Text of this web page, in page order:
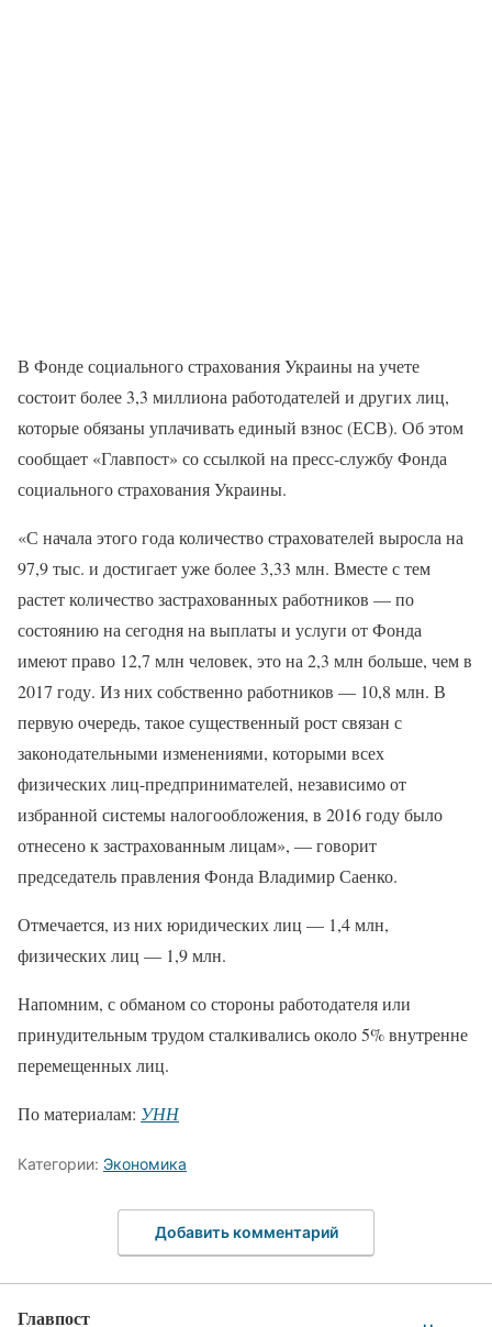
В Фонде социального страхования Украины на учете
состоит более 3,3 миллиона работодателей и других лиц,
которые обязаны уплачивать единый взнос (ЕСВ). Об этом
сообщает «Главпост» со ссылкой на пресс-службу Фонда
социального страхования Украины.
«С начала этого года количество страхователей выросла на
97,9 тыс. и достигает уже более 3,33 млн. Вместе с тем
растет количество застрахованных работников — по
состоянию на сегодня на выплаты и услуги от Фонда
имеют право 12,7 млн человек, это на 2,3 млн больше, чем в
2017 году. Из них собственно работников — 10,8 млн. В
первую очередь, такое существенный рост связан с
законодательными изменениями, которыми всех
физических лиц-предпринимателей, независимо от
избранной системы налогообложения, в 2016 году было
отнесено к застрахованным лицам», — говорит
председатель правления Фонда Владимир Саенко.
Отмечается, из них юридических лиц — 1,4 млн,
физических лиц — 1,9 млн.
Напомним, с обманом со стороны работодателя или
принудительным трудом сталкивались около 5% внутренне
перемещенных лиц.
По материалам: УНН
Категории: Экономика
Добавить комментарий
Главпост